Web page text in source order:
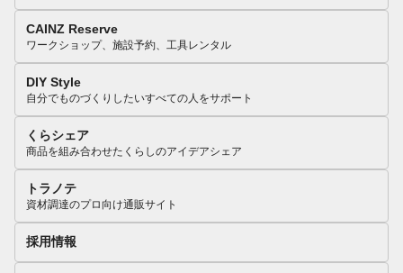
CAINZ Reserve
ワークショップ、施設予約、工具レンタル
DIY Style
自分でものづくりしたいすべての人をサポート
くらシェア
商品を組み合わせたくらしのアイデアシェア
トラノテ
資材調達のプロ向け通販サイト
採用情報